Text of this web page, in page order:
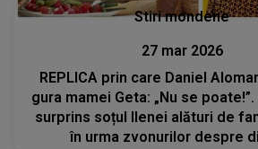
Stiri mondene
27 mar 2026
REPLICA prin care Daniel
gura mamei Geta: „Nu se
surprins soțul Ilenei alături de
în urma zvonurilor despre